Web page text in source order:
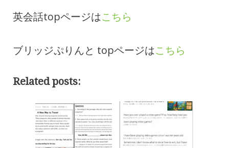
英会話topページはこちら
ブリッジぷりんと topページはこちら
Related posts: